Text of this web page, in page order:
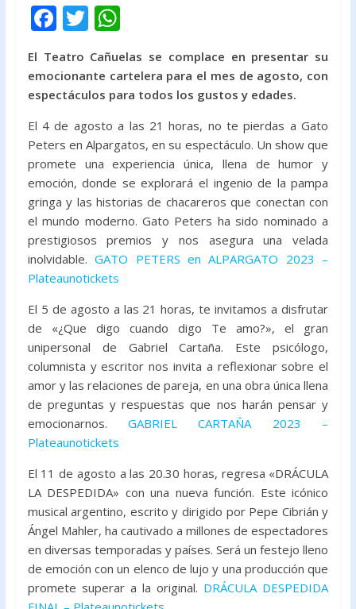
F
e
b
o
o
k
T
w
itt
er
W
h
at
s
A
p
p
El Teatro Cañuelas se complace en presentar su
emocionante cartelera para el mes de agosto, con
espectáculos para todos los gustos y edades.
El 4 de agosto a las 21 horas, no te pierdas a Gato
Peters en Alpargatos, en su espectáculo. Un show que
promete una experiencia única, llena de humor y
emoción, donde se explorará el ingenio de la pampa
gringa y las historias de chacareros que conectan con
el mundo moderno. Gato Peters ha sido nominado a
prestigiosos premios y nos asegura una velada
inolvidable.GATO PETERS en ALPARGATO 2023 –
Plateaunotickets
El 5 de agosto a las 21 horas, te invitamos a disfrutar
de «¿Que digo cuando digo Te amo?», el gran
unipersonal de Gabriel Cartaña. Este psicólogo,
columnista y escritor nos invita a reflexionar sobre el
amor y las relaciones de pareja, en una obra única llena
de preguntas y respuestas que nos harán pensar y
emocionarnos.GABRIEL CARTAÑA 2023 –
Plateaunotickets
El 11 de agosto a las 20.30 horas, regresa «DRÁCULA
LA DESPEDIDA» con una nueva función. Este icónico
musical argentino, escrito y dirigido por Pepe Cibrián y
Ángel Mahler, ha cautivado a millones de espectadores
en diversas temporadas y países. Será un festejo lleno
de emoción con un elenco de lujo y una producción que
promete superar a la original. DRÁCULADESPEDIDA